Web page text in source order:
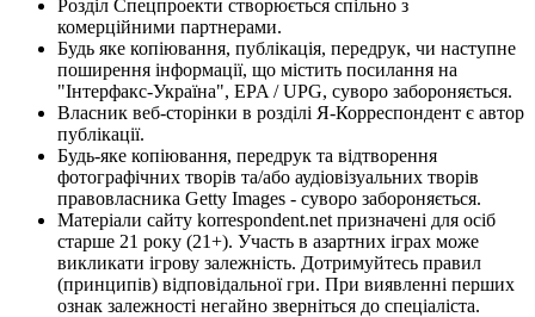
Розділ Спецпроекти створюється спільно з
комерційними партнерами.
Будь яке копіювання, публікація, передрук, чи наступне
поширення інформації, що містить посилання на
"Інтерфакс-Україна", EPA / UPG, суворо забороняється.
Власник веб-сторінки в розділі Я-Корреспондент є автор
публікації.
Будь-яке копіювання, передрук та відтворення
фотографічних творів та/або аудіовізуальних творів
правовласника Getty Images - суворо забороняється.
Матеріали сайту korrespondent.net призначені для осіб
старше 21 року (21+). Участь в азартних іграх може
викликати ігрову залежність. Дотримуйтесь правил
(принципів) відповідальної гри. При виявленні перших
ознак залежності негайно зверніться до спеціаліста.